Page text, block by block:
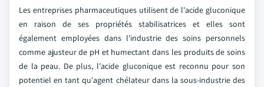
Les entreprises pharmaceutiques utilisent de l'acide gluconique
en raison de ses propriétés stabilisatrices et elles sont
également employées dans l'industrie des soins personnels
comme ajusteur de pH et humectant dans les produits de soins
de la peau. De plus, l'acide gluconique est reconnu pour son
potentiel en tant qu'agent chélateur dans la sous-industrie des